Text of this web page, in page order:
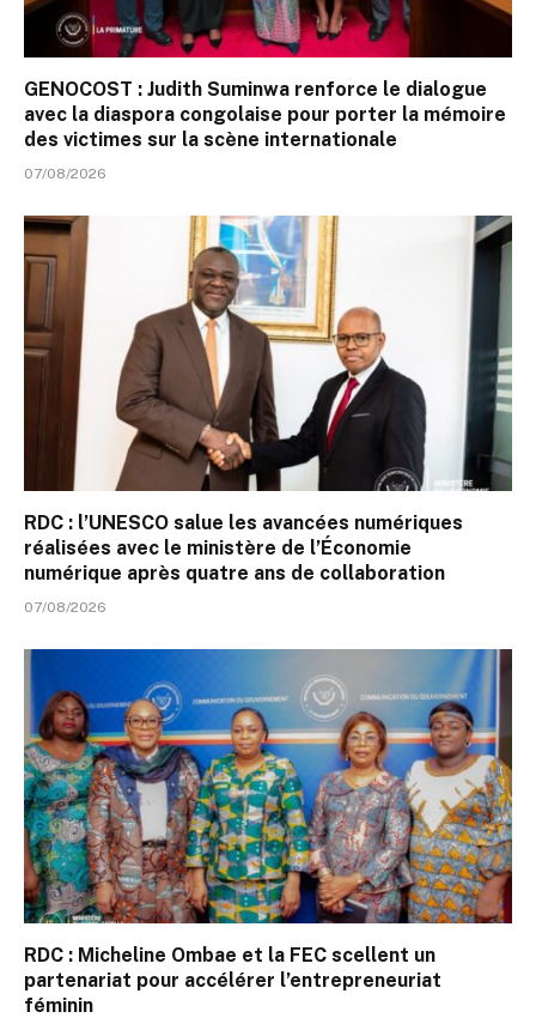
GENOCOST : Judith Suminwa renforce le dialogue
avec la diaspora congolaise pour porter la mémoire
des victimes sur la scène internationale
07/08/2026
RDC : l’UNESCO salue les avancées numériques
réalisées avec le ministère de l’Économie
numérique après quatre ans de collaboration
07/08/2026
RDC : Micheline Ombae et la FEC scellent un
partenariat pour accélérer l’entrepreneuriat
féminin